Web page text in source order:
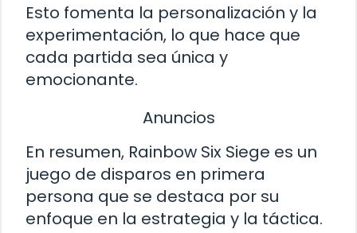
Esto fomenta la personalización y la
experimentación, lo que hace que
cada partida sea única y
emocionante.
Anuncios
En resumen, Rainbow Six Siege es un
juego de disparos en primera
persona que se destaca por su
enfoque en la estrategia y la táctica.